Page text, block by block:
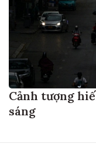
Cảnh tượng
sáng